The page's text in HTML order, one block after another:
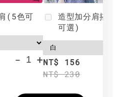
(5色可
- +
造型加分肩搭(4色
可選)
NT$ 156
NT$ 230